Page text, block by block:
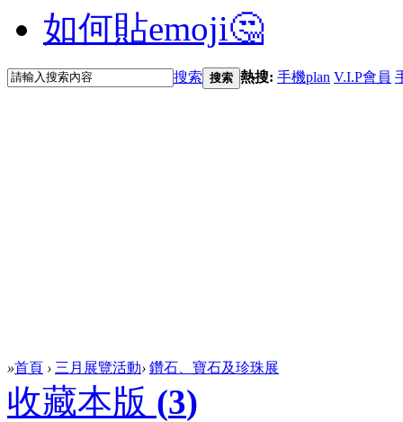
如何貼emoji🤔
搜索 搜索 熱搜: 手機plan V.I.P會員
»首頁 › 三月展覽活動› 鑽石、寶石及珍珠展
收藏本版 (3)